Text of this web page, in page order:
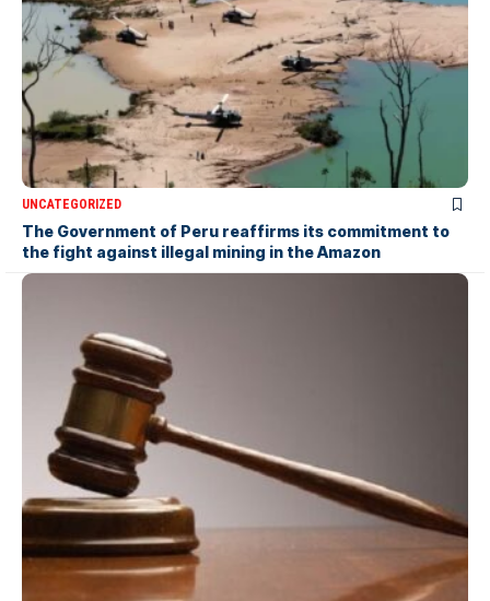
UNCATEGORIZED
The Government of Peru reaffirms its commitment to
the fight against illegal mining in the Amazon